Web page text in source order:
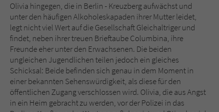
Olivia hingegen, die in Berlin - Kreuzberg aufwächst und
unter den häufigen Alkoholeskapaden ihrer Mutter leidet,
legt nicht viel Wert auf die Gesellschaft Gleichaltriger und
findet, neben ihrer treuen Brieftaube Columbina, ihre
Freunde eher unter den Erwachsenen. Die beiden
ungleichen Jugendlichen teilen jedoch ein gleiches
Schicksal: Beide befinden sich genau in dem Moment in
einer bekannten Sehenswürdigkeit, als diese für den
öffentlichen Zugang verschlossen wird. Olivia, die aus Angst
in ein Heim gebracht zu werden, vor der Polizei in das